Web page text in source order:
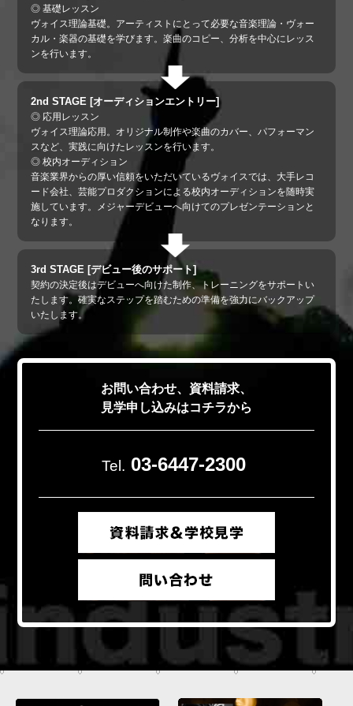
◎ 基礎レッスン
ヴォイス理論基礎。アーティストにとって必要な音楽理論・ヴォー
カル・楽器の基礎を学びます。楽曲のコピー、分析を中心にレッス
ンを行います。
2nd STAGE [オーディションエントリー]
◎ 応用レッスン
ヴォイス理論応用。オリジナル制作や楽曲のカバー、パフォーマン
スなど、実践に向けたレッスンを行います。
◎ 校内オーディション
音楽業界からの厚い信頼をいただいているヴォイスでは、大手レコ
ード会社、芸能プロダクションによる校内オーディションを随時実
施しています。メジャーデビューへ向けてのプレゼンテーションと
なります。
3rd STAGE [デビュー後のサポート]
契約の決定後はデビューへ向けた制作、トレーニングをサポートい
たします。確実なステップを踏むための準備を強力にバックアップ
いたします。
お問い合わせ、資料請求、
見学申し込みはコチラから
Tel. 03-6447-2300